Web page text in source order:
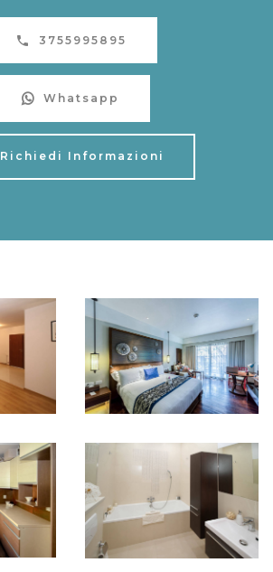
3755995895
Whatsapp
Richiedi Informazioni